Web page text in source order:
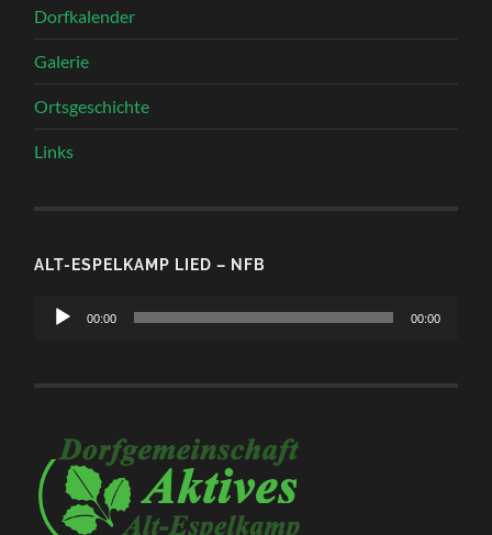
Dorfkalender
Galerie
Ortsgeschichte
Links
ALT-ESPELKAMP LIED – NFB
Audio-
Player
00:00 00:00